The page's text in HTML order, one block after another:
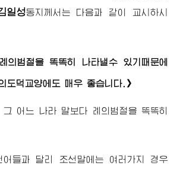
일성동지께서 는 다음과 같이 교시하시
의범절을 똑똑히 나타낼수 있기때문에
도덕교양에도 매우 좋습니다.》
그 어느 나라 말보다 례의범절을 똑똑히
어들과 달리 조선말에는 여러가지 경우